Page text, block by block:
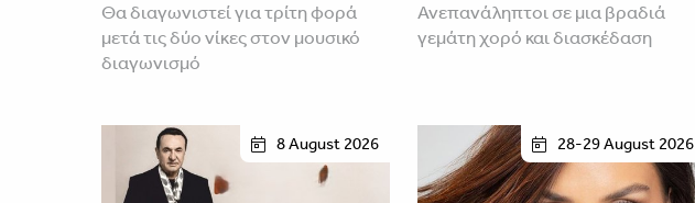
Θα διαγωνιστεί για τρίτη φορά
μετά τις δύο νίκες στον μουσικό
διαγωνισμό
Ανεπανάληπτοι σε μια βραδιά
γεμάτη χορό και διασκέδαση
8 August 2026 28-29 August 2026